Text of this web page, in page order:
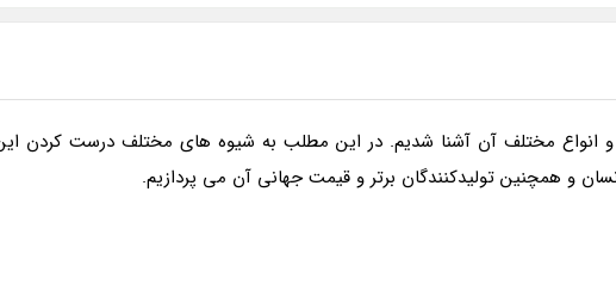
انواع مختلف آن آشنا شدیم. در این مطلب به شیوه های مختلف درست کردن
و همچنین تولیدکنندگان برتر و قیمت جهانی آن می پردازیم.